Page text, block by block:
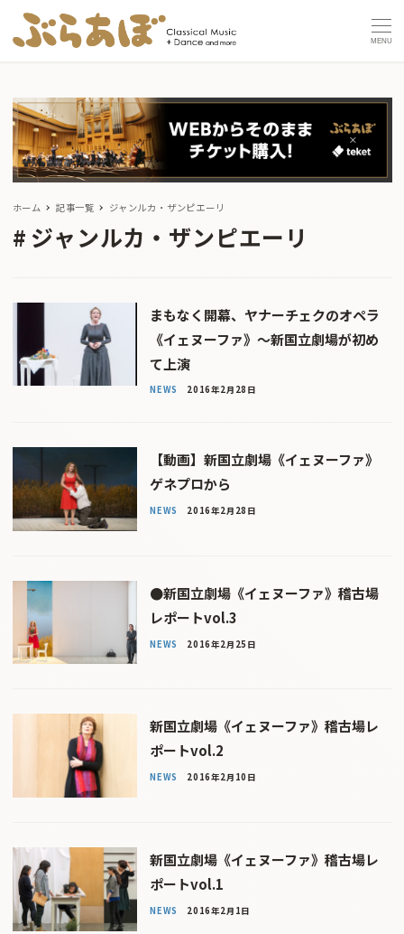
MENU
ホーム 記事一覧 ジャンルカ・ザンピエーリ
ジャンルカ・ザンピエーリ
まもなく開幕、ヤナーチェクのオペラ
《イェヌーファ》〜新国立劇場が初め
て上演
NEWS 2016年2月28日
【動画】新国立劇場《イェヌーファ》
ゲネプロから
NEWS 2016年2月28日
●新国立劇場《イェヌーファ》稽古場
レポートvol.3
NEWS 2016年2月25日
新国立劇場《イェヌーファ》稽古場レ
ポートvol.2
NEWS 2016年2月10日
新国立劇場《イェヌーファ》稽古場レ
ポートvol.1
NEWS 2016年2月1日